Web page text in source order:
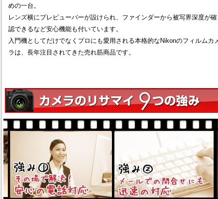
めの一台。
レンズ横にプレビューバーが設けられ、ファインダーから被写界深度が確
認できるなど安心機能も付いています。
入門機としてだけでなくプロにも愛用される本格的なNikonのフィルムカ
ラは、長年注目されてきた売れ筋商品です。